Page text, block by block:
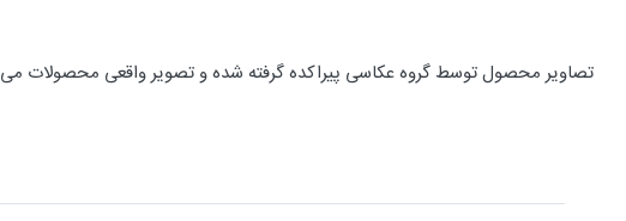
تصاویر محصول توسط گروه عکاسی پیراکده گرفته شده و تصویر واقعی محصولات